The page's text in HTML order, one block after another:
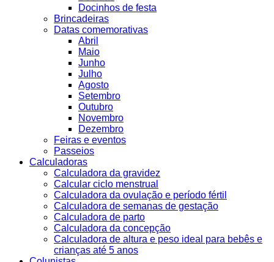
Docinhos de festa
Brincadeiras
Datas comemorativas
Abril
Maio
Junho
Julho
Agosto
Setembro
Outubro
Novembro
Dezembro
Feiras e eventos
Passeios
Calculadoras
Calculadora da gravidez
Calcular ciclo menstrual
Calculadora da ovulação e período fértil
Calculadora de semanas de gestação
Calculadora de parto
Calculadora da concepção
Calculadora de altura e peso ideal para bebês e
crianças até 5 anos